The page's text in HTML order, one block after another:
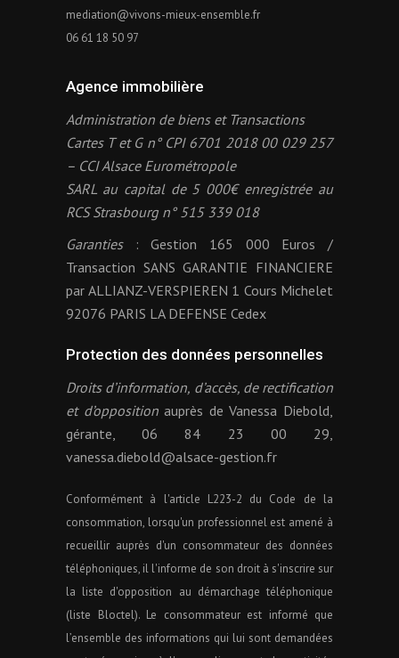
mediation@vivons-mieux-ensemble.fr
06 61 18 50 97
Agence immobilière
Administration de biens et Transactions
Cartes T et G n° CPI 6701 2018 00 029 257
– CCI Alsace Eurométropole
SARL au capital de 5 000€ enregistrée au
RCS Strasbourg n° 515 339 018
Garanties: Gestion 165 000 Euros /
Transaction SANS GARANTIE FINANCIERE
par ALLIANZ-VERSPIEREN 1 Cours Michelet
92076 PARIS LA DEFENSE Cedex
Protection des données personnelles
Droits d’information, d’accès, de rectification
et d’oppositionauprès de Vanessa Diebold,
gérante, 06 84 23 00 29,
vanessa.diebold@alsace-gestion.fr
Conformément à l'article L223-2 du Code de la
consommation, lorsqu'un professionnel est amené à
recueillir auprès d'un consommateur des données
téléphoniques, il l'informe de son droit à s'inscrire sur
la liste d'opposition au démarchage téléphonique
(liste Bloctel). Le consommateur est informé que
l’ensemble des informations qui lui sont demandées